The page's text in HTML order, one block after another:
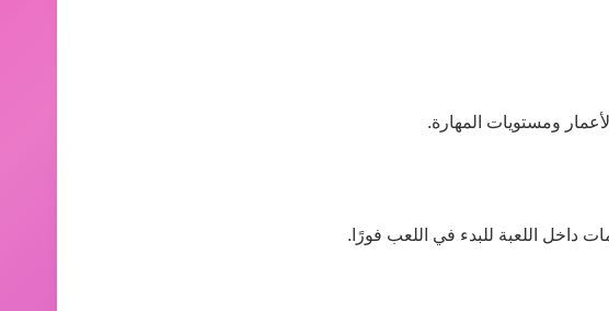
ومستويات المهارة.
داخل اللعبة للبدء في اللعب فورًا.